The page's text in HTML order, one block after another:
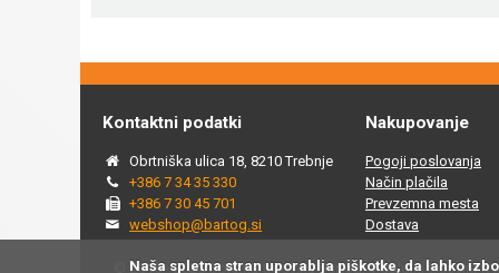
Kontaktni podatki
Obrtniška ulica 18, 8210 Trebnje
+386 7 34 35 330
+386 7 30 45 701
webshop@bartog.si
Nakupovanje
Pogoji poslovanja
Način plačila
Prevzemna mesta
Dostava
© 2015 - 2025 Spletna trgovina Bartog, v spletni trgovini
Naša spletna stran uporablja piškotke, da lahko